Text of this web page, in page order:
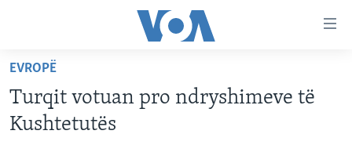
faqen
kryesore
Kalo
tek
KATEGORITË
EVROPË
Turqit votuan pro ndryshimeve të
Kushtetutës